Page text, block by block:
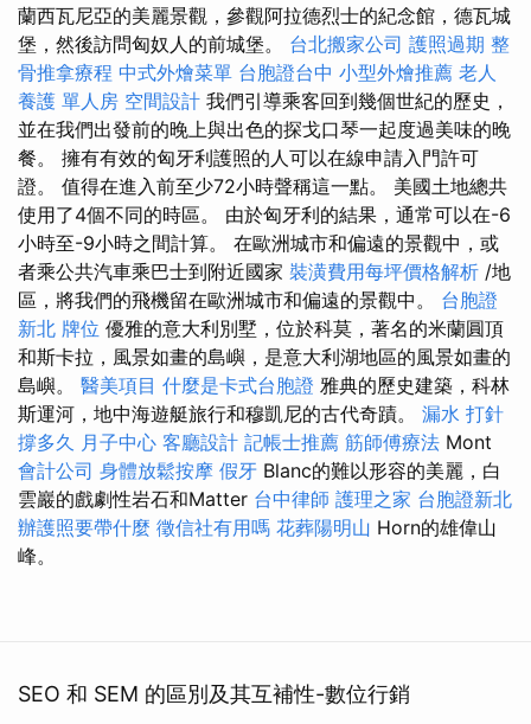
蘭西瓦尼亞的美麗景觀，參觀阿拉德烈士的紀念館，德瓦城
堡，然後訪問匈奴人的前城堡。 台北搬家公司 護照過期 整
骨推拿療程 中式外燴菜單 台胞證台中 小型外燴推薦 老人
養護 單人房 空間設計 我們引導乘客回到幾個世紀的歷史，
並在我們出發前的晚上與出色的探戈口琴一起度過美味的晚
餐。 擁有有效的匈牙利護照的人可以在線申請入門許可
證。 值得在進入前至少72小時聲稱這一點。 美國土地總共
使用了4個不同的時區。 由於匈牙利的結果，通常可以在-6
小時至-9小時之間計算。 在歐洲城市和偏遠的景觀中，或
者乘公共汽車乘巴士到附近國家 裝潢費用每坪價格解析 /地
區，將我們的飛機留在歐洲城市和偏遠的景觀中。 台胞證
新北 牌位 優雅的意大利別墅，位於科莫，著名的米蘭圓頂
和斯卡拉，風景如畫的島嶼，是意大利湖地區的風景如畫的
島嶼。 醫美項目 什麼是卡式台胞證 雅典的歷史建築，科林
斯運河，地中海遊艇旅行和穆凱尼的古代奇蹟。 漏水 打針
撐多久 月子中心 客廳設計 記帳士推薦 筋師傅療法 Mont
會計公司 身體放鬆按摩 假牙 Blanc的難以形容的美麗，白
雲巖的戲劇性岩石和Matter 台中律師 護理之家 台胞證新北
辦護照要帶什麼 徵信社有用嗎 花葬陽明山 Horn的雄偉山
峰。
SEO 和 SEM 的區別及其互補性-數位行銷